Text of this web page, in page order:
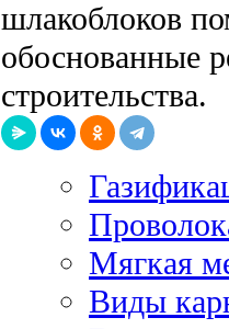
шлакоблоков
обоснованные
строительства.
Мягкая
Виды